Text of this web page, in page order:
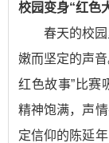
校园变身“红色
春天的校
嫩而坚定的声
红色故事”比赛
精神饱满，声
定信仰的陈延